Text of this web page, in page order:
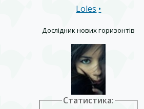
Loles •
Дослідник нових горизонтів
Статистика: